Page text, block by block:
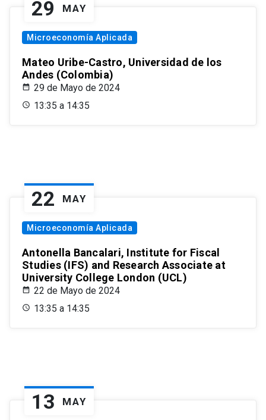
29 MAY
Microeconomía Aplicada
Mateo Uribe-Castro, Universidad de los
Andes (Colombia)
29 de Mayo de 2024
13:35 a 14:35
22 MAY
Microeconomía Aplicada
Antonella Bancalari, Institute for Fiscal
Studies (IFS) and Research Associate at
University College London (UCL)
22 de Mayo de 2024
13:35 a 14:35
13 MAY